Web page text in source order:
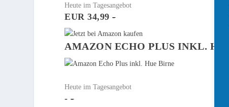
Heute im Tagesangebot
EUR 34,99-
AMAZON ECHO PLUS INKL.
Heute im Tagesangebot
--